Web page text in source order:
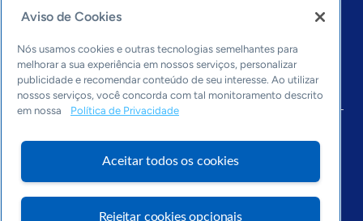
Economia & Política
Inovação & Tecnologia
Cultura empreendedora
Dados
Arquivo
Aviso de Cookies
Nós usamos cookies e outras tecnologias semelhantes para
melhorar a sua experiência em nossos serviços, personalizar
publicidade e recomendar conteúdo de seu interesse. Ao utilizar
nossos serviços, você concorda com tal monitoramento descrito
em nossa
Política de Privacidade
Aceitar todos os cookies
Rejeitar cookies opcionais